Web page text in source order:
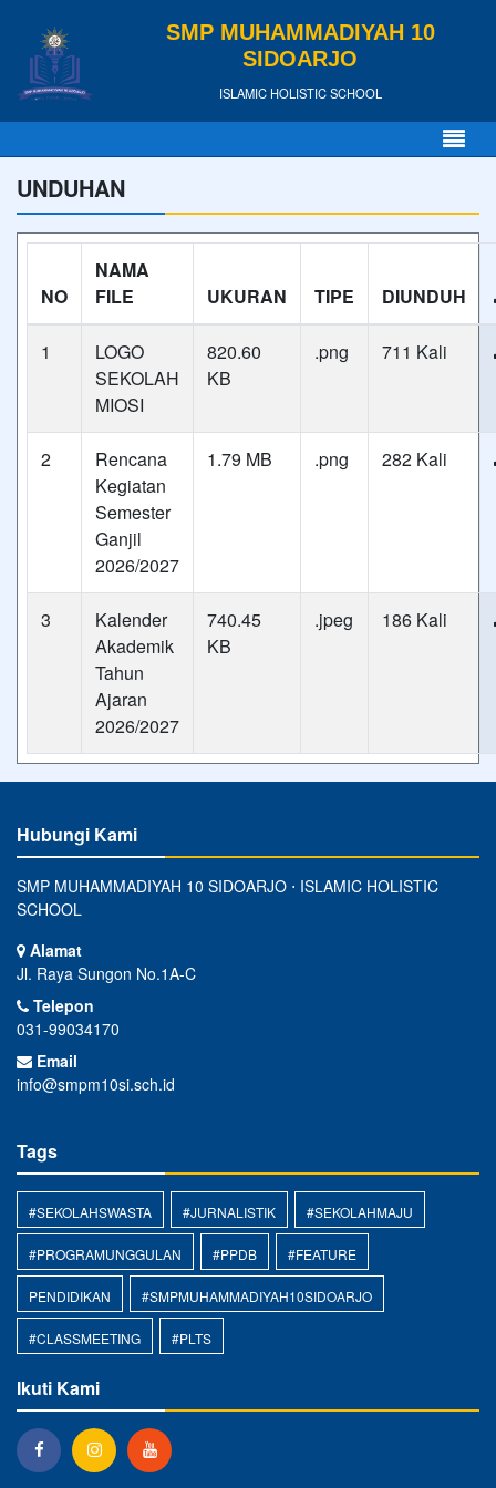
SMP MUHAMMADIYAH 10
SIDOARJO
ISLAMIC HOLISTIC SCHOOL
UNDUHAN
NO
NAMA
FILE
UKURAN TIPE DIUNDUH
1
LOGO
SEKOLAH
MIOSI
820.60
KB
.png 711 Kali
2
Rencana
Kegiatan
Semester
Ganjil
2026/2027
1.79 MB .png 282 Kali
3
Kalender
Akademik
Tahun
Ajaran
2026/2027
740.45
KB
.jpeg 186 Kali
Hubungi Kami
SMP MUHAMMADIYAH 10 SIDOARJO ⋅ ISLAMIC HOLISTIC
SCHOOL
Alamat
Jl. Raya Sungon No.1A-C
Telepon
031-99034170
Email
info@smpm10si.sch.id
Tags
#SEKOLAHSWASTA #JURNALISTIK #SEKOLAHMAJU
#PROGRAMUNGGULAN #PPDB #FEATURE
PENDIDIKAN #SMPMUHAMMADIYAH10SIDOARJO
#CLASSMEETING #PLTS
Ikuti Kami